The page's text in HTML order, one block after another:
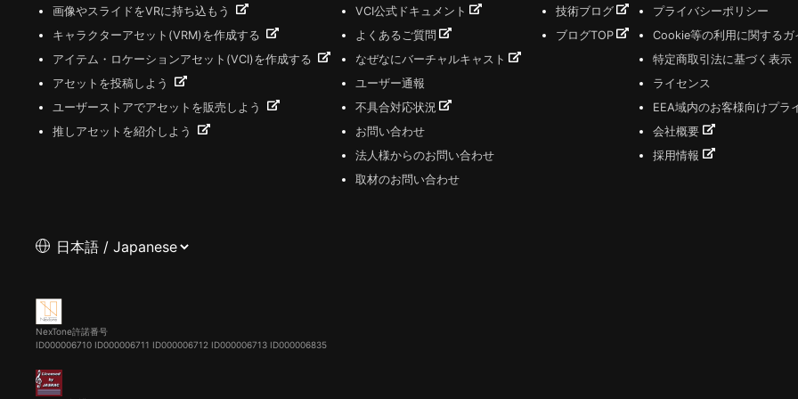
画像やスライドをVRに持ち込もう
キャラクターアセット(VRM)を作成する
アイテム・ロケーションアセット(VCI)を作成する
アセットを投稿しよう
ユーザーストアでアセットを販売しよう
推しアセットを紹介しよう
VCI公式ドキュメント
よくあるご質問
なぜなにバーチャルキャスト
ユーザー通報
不具合対応状況
お問い合わせ
法人様からのお問い合わせ
取材のお問い合わせ
技術ブログ
ブログTOP
プライバシーポリシー
Cookie等の利用に関するガ
特定商取引法に基づく表示
ライセンス
EEA域内のお客様向けプラ
会社概要
採用情報
NexTone許諾番号
ID000006710 ID000006711 ID000006712 ID000006713 ID000006835